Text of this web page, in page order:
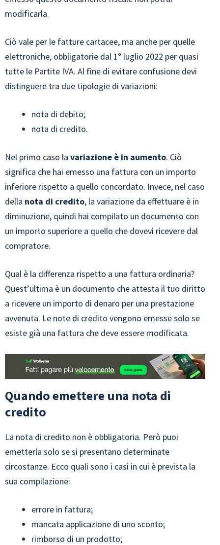
modificarla.
Ciò vale per le fatture cartacee, ma anche per quelle
elettroniche, obbligatorie dal 1° luglio 2022 per quasi
tutte le Partite IVA. Al fine di evitare confusione devi
distinguere tra due tipologie di variazioni:
nota di debito;
nota di credito.
Nel primo caso la variazione è in aumento. Ciò
significa che hai emesso una fattura con un importo
inferiore rispetto a quello concordato. Invece, nel caso
della nota di credito, la variazione da effettuare è in
diminuzione, quindi hai compilato un documento con
un importo superiore a quello che dovevi ricevere dal
compratore.
Qual è la differenza rispetto a una fattura ordinaria?
Quest’ultima è un documento che attesta il tuo diritto
a ricevere un importo di denaro per una prestazione
avvenuta. Le note di credito vengono emesse solo se
esiste già una fattura che deve essere modificata.
Quando emettere una nota di
credito
La nota di credito non è obbligatoria. Però puoi
emetterla solo se si presentano determinate
circostanze. Ecco quali sono i casi in cui è prevista la
sua compilazione:
errore in fattura;
mancata applicazione di uno sconto;
rimborso di un prodotto;